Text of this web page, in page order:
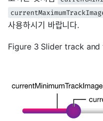
사용하시기 바랍니다.
Figure 3 Slider track